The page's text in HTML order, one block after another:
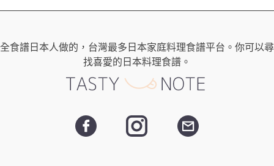
全食譜日本人做的，台灣最多日本家庭料理食譜平台。你可以尋
找喜愛的日本料理食譜。